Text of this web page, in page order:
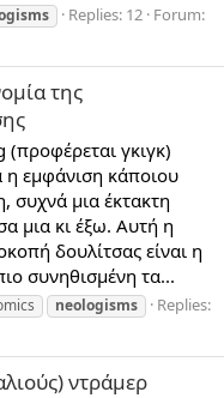
Replies: 12 Forum:
της
γκιγκ)
η εμφάνιση κάποιου
συχνά μια έκτακτη
μια κι έξω. Αυτή η
δουλίτσας είναι η
συνηθισμένη τα...
neologisms
Replies:
ντράμερ